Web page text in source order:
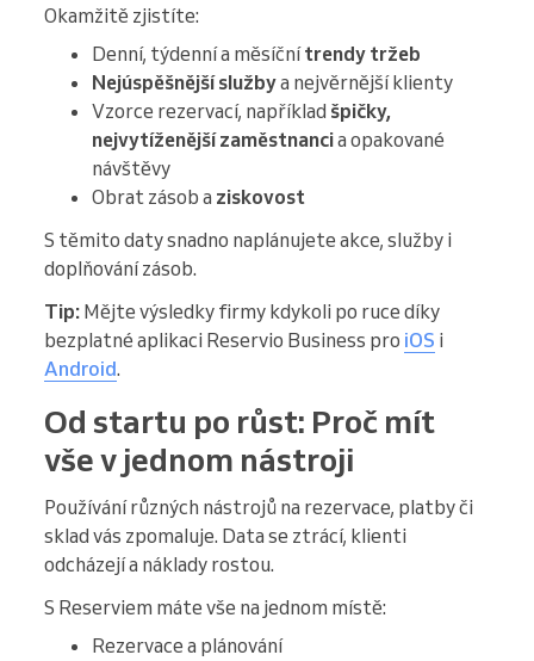
Okamžitě zjistíte:
Denní, týdenní a měsíčnítrendy tržeb
Nejúspěšnější službya nejvěrnější klienty
Vzorce rezervací, například špičky,
nejvytíženější zaměstnancia opakované
návštěvy
Obrat zásob a ziskovost
S těmito daty snadno naplánujete akce, služby i
doplňování zásob.
Tip: Mějte výsledky firmy kdykoli po ruce díky
bezplatné aplikaci Reservio Business pro iOS i
Android.
Od startu po růst: Proč mít
vše v jednom nástroji
Používání různých nástrojů na rezervace, platby či
sklad vás zpomaluje. Data se ztrácí, klienti
odcházejí a náklady rostou.
S Reserviem máte vše na jednom místě:
Rezervace a plánování